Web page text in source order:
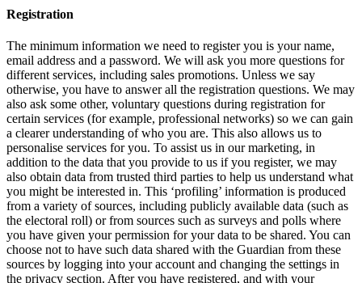
Registration
The minimum information we need to register you is your name,
email address and a password. We will ask you more questions for
different services, including sales promotions. Unless we say
otherwise, you have to answer all the registration questions. We may
also ask some other, voluntary questions during registration for
certain services (for example, professional networks) so we can gain
a clearer understanding of who you are. This also allows us to
personalise services for you. To assist us in our marketing, in
addition to the data that you provide to us if you register, we may
also obtain data from trusted third parties to help us understand what
you might be interested in. This ‘profiling’ information is produced
from a variety of sources, including publicly available data (such as
the electoral roll) or from sources such as surveys and polls where
you have given your permission for your data to be shared. You can
choose not to have such data shared with the Guardian from these
sources by logging into your account and changing the settings in
the privacy section. After you have registered, and with your